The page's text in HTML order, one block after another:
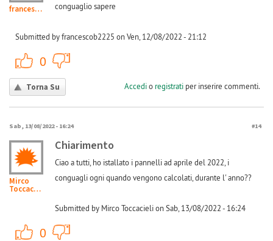
francescob2225
conguaglio sapere
Submitted by francescob2225 on Ven, 12/08/2022 - 21:12
0
Torna Su Accedio registratiper inserire commenti.
Sab, 13/08/2022 - 16:24 #14
Mirco
Toccacieli
Chiarimento
Ciao a tutti, ho istallato i pannelli ad aprile del 2022, i
conguagli ogni quando vengono calcolati, durante l' anno??
Submitted by Mirco Toccacieli on Sab, 13/08/2022 - 16:24
0